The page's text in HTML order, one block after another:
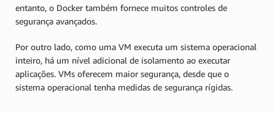
entanto, o Docker também fornece muitos controles de
segurança avançados.
Por outro lado, como uma VM executa um sistema operacional
inteiro, há um nível adicional de isolamento ao executar
aplicações. VMs oferecem maior segurança, desde que o
sistema operacional tenha medidas de segurança rígidas.